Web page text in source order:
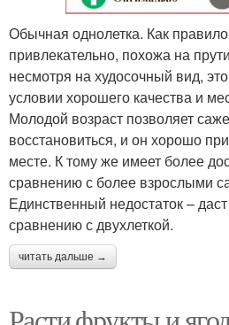
Обычная однолетка. Как
привлекательно, похожа на
несмотря на худосочный вид,
условии хорошего качества и
Молодой возраст позволяет
восстановиться, и он хорошо
месте. К тому же имеет более
сравнению с более взрослыми
Единственный недостаток –
сравнению с двухлеткой.
читать дальше →